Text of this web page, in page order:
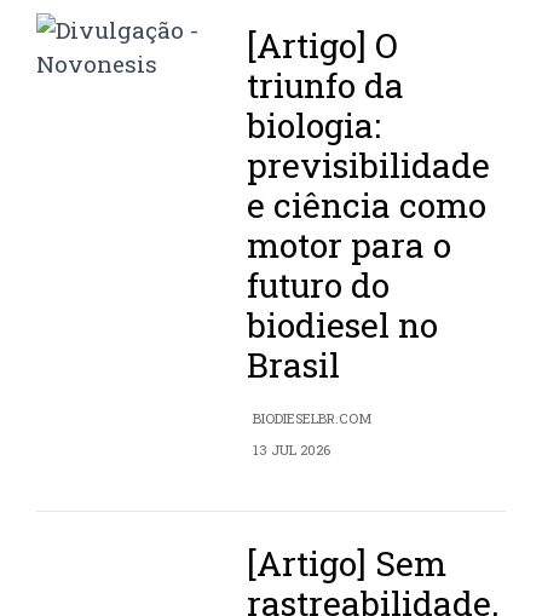
[Artigo] O
triunfo da
biologia:
previsibilidade
e ciência como
motor para o
futuro do
biodiesel no
Brasil
BIODIESELBR.COM
13 JUL 2026
[Artigo] Sem
rastreabilidade,